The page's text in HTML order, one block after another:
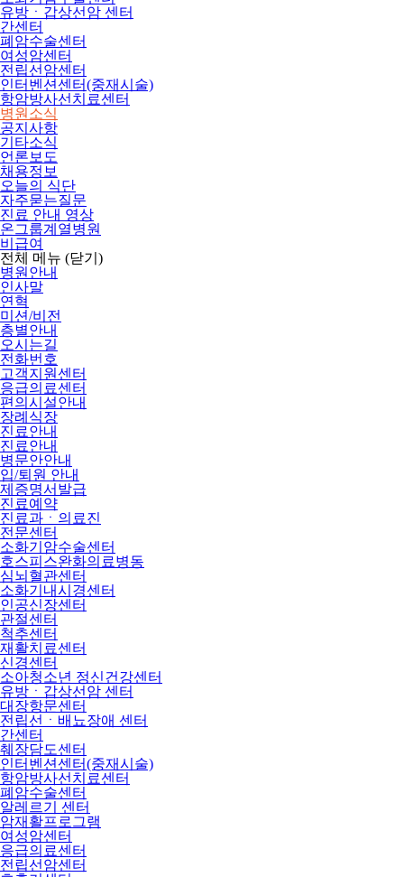
유방ㆍ갑상선암 센터
간센터
폐암수술센터
여성암센터
전립선암센터
인터벤션센터(중재시술)
항암방사선치료센터
병원소식
공지사항
기타소식
언론보도
채용정보
오늘의 식단
자주묻는질문
진료 안내 영상
온그룹계열병원
비급여
전체 메뉴 (닫기)
병원안내
인사말
연혁
미션/비전
층별안내
오시는길
전화번호
고객지원센터
응급의료센터
편의시설안내
장례식장
진료안내
진료안내
병문안안내
입/퇴원 안내
제증명서발급
진료예약
진료과ㆍ의료진
전문센터
소화기암수술센터
호스피스완화의료병동
심뇌혈관센터
소화기내시경센터
인공신장센터
관절센터
척추센터
재활치료센터
신경센터
소아청소년 정신건강센터
유방ㆍ갑상선암 센터
대장항문센터
전립선ㆍ배뇨장애 센터
간센터
췌장담도센터
인터벤션센터(중재시술)
항암방사선치료센터
폐암수술센터
알레르기 센터
암재활프로그램
여성암센터
응급의료센터
전립선암센터